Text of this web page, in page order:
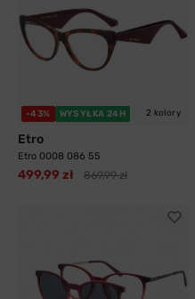
-43% WYSYŁKA 24H 2 kolory
Etro
Etro 0008 086 55
499,99 zł 869,99 zł